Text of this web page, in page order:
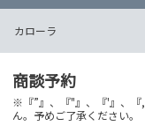
カローラ
商談予約
※『”』、『"』、『'』、『
ん。予めご了承ください。